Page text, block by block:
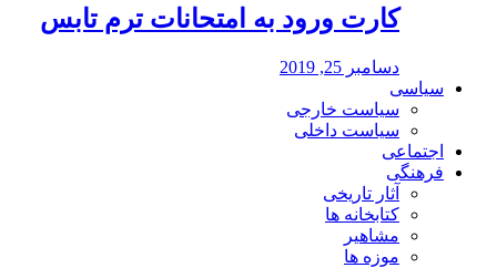
کارت ورود به امتحانات ترم تابس
دسامبر 25, 2019
سیاسی
سیاست خارجی
سیاست داخلی
اجتماعی
فرهنگی
آثار تاریخی
کتابخانه ها
مشاهیر
موزه ها